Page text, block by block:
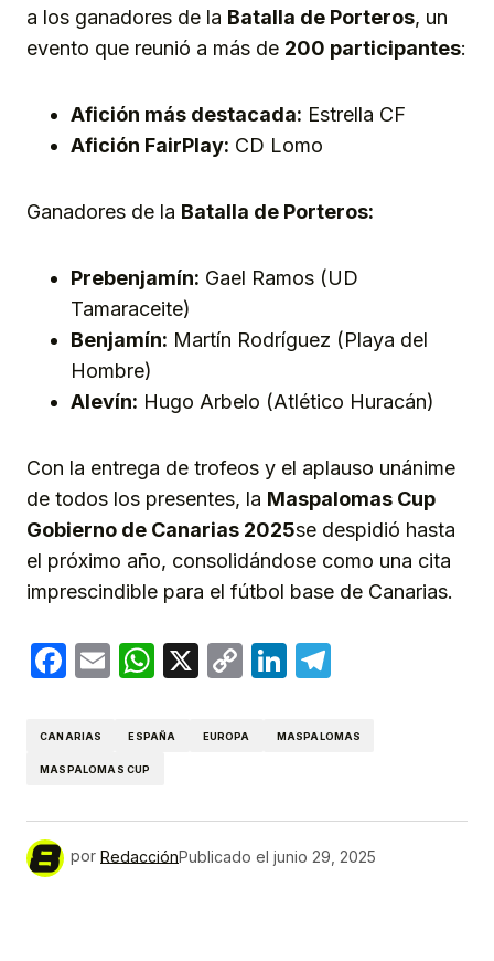
a los ganadores de la Batalla de Porteros, un
evento que reunió a más de 200 participantes:
Afición más destacada: Estrella CF
Afición FairPlay: CD Lomo
Ganadores de la Batalla de Porteros:
Prebenjamín: Gael Ramos (UD
Tamaraceite)
Benjamín: Martín Rodríguez (Playa del
Hombre)
Alevín: Hugo Arbelo (Atlético Huracán)
Con la entrega de trofeos y el aplauso unánime
de todos los presentes, la Maspalomas Cup
Gobierno de Canarias 2025se despidió hasta
el próximo año, consolidándose como una cita
imprescindible para el fútbol base de Canarias.
Facebook
EmailWhatsApp
X
CopyLinkedIn
CANARIAS ESPAÑA EUROPA MASPALOMAS
MASPALOMAS CUP
por RedacciónPublicado el junio 29, 2025